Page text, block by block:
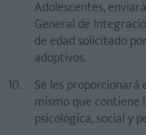
Adolescentes,
General de
de edad solicitado
adoptivos.
Se les
mismo que contiene
psicológica, social y